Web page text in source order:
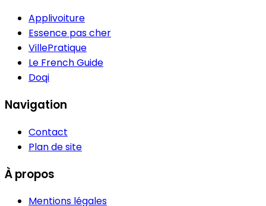
Applivoiture
Essence pas cher
VillePratique
Le French Guide
Doqi
Navigation
Contact
Plan de site
À propos
Mentions légales